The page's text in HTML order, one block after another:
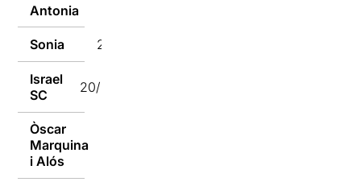
Antonia
Sonia 20/05/2019
Israel
SC
20/05/2019
Òscar
Marquina
i Alós